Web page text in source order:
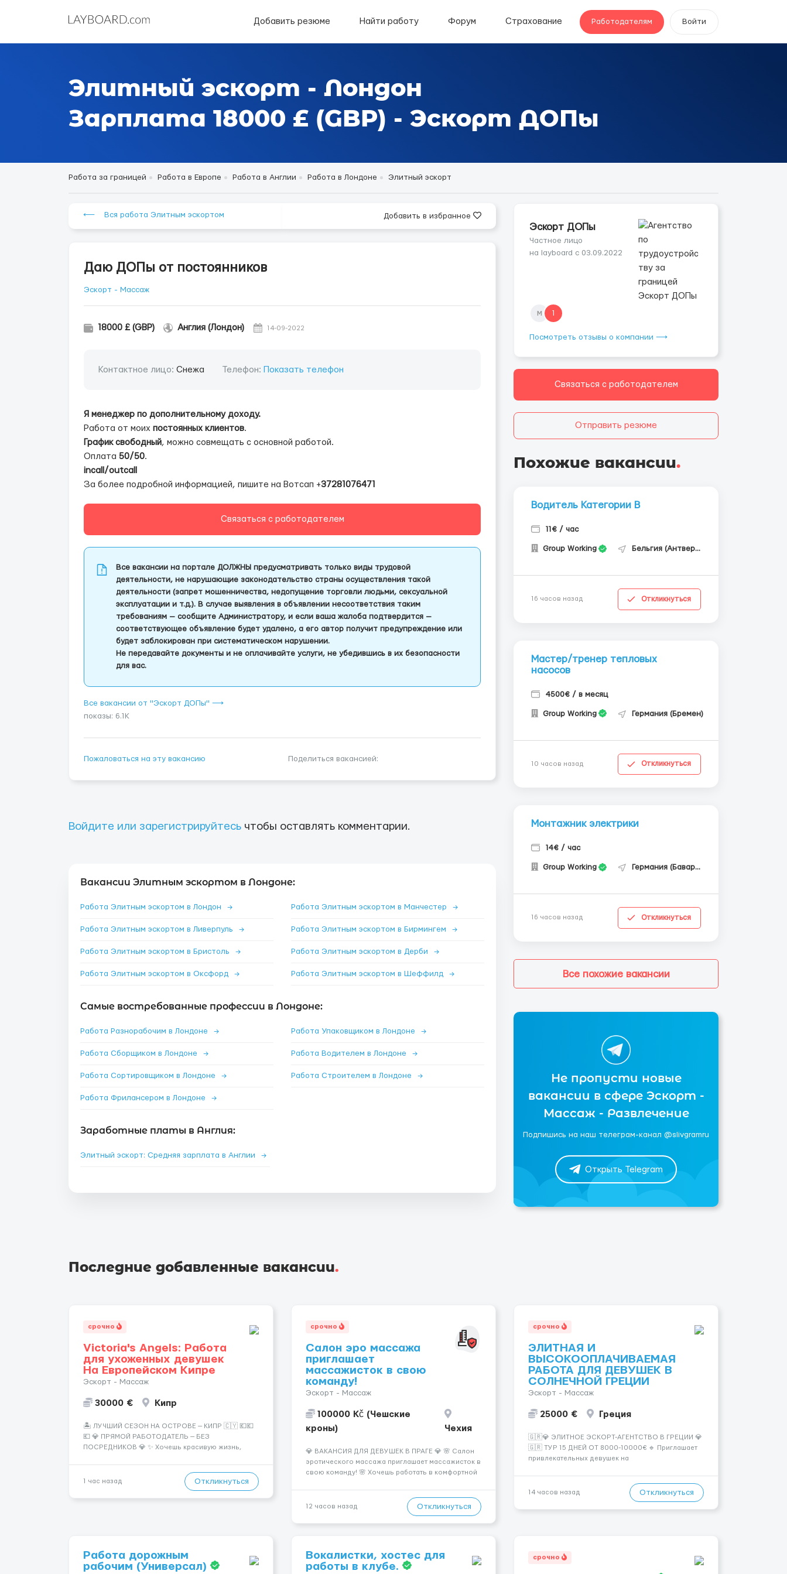
Добавить резюме Найти работу Форум Страхование Работодателям Войти
Элитный эскорт - Лондон
Зарплата 18000 £ (GBP) - Эскорт ДОПы
Работа за границей Работа в Европе Работа в Англии Работа в Лондоне Элитный эскорт
⟵ Вся работа Элитным эскортом Добавить в избранное
Даю ДОПы от постоянников
Эскорт - Массаж
18000 £ (GBP) Англия (Лондон) 14-09-2022
Контактное лицо: Снежа Телефон: Показать телефон
Я менеджер по дополнительному доходу.
Работа от моих постоянных клиентов.
График свободный, можно совмещать с основной работой.
Оплата 50/50.
incall/outcall
За более подробной информацией, пишите на Вотсап +37281076471
Связаться с работодателем
Все вакансии на портале ДОЛЖНЫ предусматривать только виды трудовой
деятельности, не нарушающие законодательство страны осуществления такой
деятельности (запрет мошенничества, недопущение торговли людьми, сексуальной
эксплуатации и т.д.). В случае выявления в объявлении несоответствия таким
требованиям — сообщите Администратору, и если ваша жалоба подтвердится —
соответствующее объявление будет удалено, а его автор получит предупреждение или
будет заблокирован при систематическом нарушении.
Не передавайте документы и не оплачивайте услуги, не убедившись в их безопасности
для вас.
Все вакансии от "Эскорт ДОПы" ⟶
показы: 6.1K
Пожаловаться на эту вакансию Поделиться вакансией:
Войдите или зарегистрируйтесь чтобы оставлять комментарии.
Вакансии Элитным эскортом в Лондоне:
Работа Элитным эскортом в Лондон → Работа Элитным эскортом в Манчестер →
Работа Элитным эскортом в Ливерпуль → Работа Элитным эскортом в Бирмингем →
Работа Элитным эскортом в Бристоль → Работа Элитным эскортом в Дерби →
Работа Элитным эскортом в Оксфорд → Работа Элитным эскортом в Шеффилд →
Самые востребованные профессии в Лондоне:
Работа Разнорабочим в Лондоне → Работа Упаковщиком в Лондоне →
Работа Сборщиком в Лондоне → Работа Водителем в Лондоне →
Работа Сортировщиком в Лондоне → Работа Строителем в Лондоне →
Работа Фрилансером в Лондоне →
Заработные платы в Англия:
Элитный эскорт: Средняя зарплата в Англии →
Эскорт ДОПы
Частное лицо
на layboard с 03.09.2022
м 1
Посмотреть отзывы о компании ⟶
Связаться с работодателем
Отправить резюме
Похожие вакансии.
Водитель Категории В
11€ / час
Group Working Бельгия (Антверпен)
16 часов назад Откликнуться
Мастер/тренер тепловых
насосов
4500€ / в месяц
Group Working Германия (Бремен)
10 часов назад Откликнуться
Монтажник электрики
14€ / час
Group Working Германия (Бавария)
16 часов назад Откликнуться
Все похожие вакансии
Не пропусти новые
вакансии в сфере Эскорт -
Массаж - Развлечение
Подпишись на наш телеграм-канал @slivgramru
Открыть Telegram
Последние добавленные вакансии.
срочно
Victoria's Angels: Работа
для ухоженных девушек
На Европейском Кипре
Эскорт - Массаж
30000 € Кипр
🏝️ ЛУЧШИЙ СЕЗОН НА ОСТРОВЕ — КИПР 🇨🇾 💶💶
💶 💎 ПРЯМОЙ РАБОТОДАТЕЛЬ — БЕЗ
ПОСРЕДНИКОВ 💎 ✨ Хочешь красивую жизнь,
— Опытная команда с годами практики —
Стабильный поток клиентов (без ...
1 час назад Откликнуться
срочно
Салон эро массажа
приглашает
массажисток в свою
команду!
Эскорт - Массаж
100000 Kč (Чешские
кроны)
Чехия
💎 ВАКАНСИЯ ДЛЯ ДЕВУШЕК В ПРАГЕ 💎 🌸 Салон
эротического массажа приглашает массажисток в
свою команду! 🌸 Хочешь работать в комфортной
мы ждём именно тебя! 💆‍♀️✨ 💰 ЧТО МЫ ПРЕДЛАГАЕМ:
12 часов назад Откликнуться
срочно
ЭЛИТНАЯ И
ВЫСОКООПЛАЧИВАЕМАЯ
РАБОТА ДЛЯ ДЕВУШЕК В
СОЛНЕЧНОЙ ГРЕЦИИ
Эскорт - Массаж
25000 € Греция
🇬🇷💎 ЭЛИТНОЕ ЭСКОРТ-АГЕНТСТВО В ГРЕЦИИ 💎
🇬🇷 ТУР 15 ДНЕЙ ОТ 8000-10000€ 🔹 Приглашает
привлекательных девушек на
хорошие деньги 💶 — это предложение для тебя! 🔹
14 часов назад Откликнуться
Работа дорожным
рабочим (Универсал)
Вокалистки, хостес для
работы в клубе.
срочно